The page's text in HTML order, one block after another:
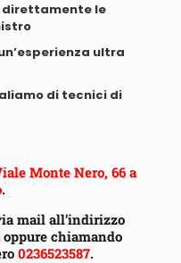
direttamente le
ultra
di tecnici di
Monte Nero, 66 a
.
mail all’indirizzo
oppure chiamando
0236523587.